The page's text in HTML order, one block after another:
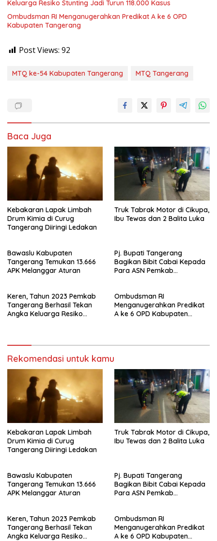
Keluarga Resiko Stunting Jadi Turun 118.000 Kasus
Ombudsman RI Menganugerahkan Predikat A ke 6 OPD
Kabupaten Tangerang
Post Views: 92
MTQ ke-54 Kabupaten Tangerang MTQ Tangerang
Baca Juga
Kebakaran Lapak Limbah
Drum Kimia di Curug
Tangerang Diiringi Ledakan
Truk Tabrak Motor di Cikupa,
Ibu Tewas dan 2 Balita Luka
Bawaslu Kabupaten
Tangerang Temukan 13.666
APK Melanggar Aturan
Pj. Bupati Tangerang
Bagikan Bibit Cabai Kepada
Para ASN Pemkab
Keren, Tahun 2023 Pemkab
Tangerang Berhasil Tekan
Angka Keluarga Resiko
Ombudsman RI
Menganugerahkan Predikat
A ke 6 OPD Kabupaten
Rekomendasi untuk kamu
Kebakaran Lapak Limbah
Drum Kimia di Curug
Tangerang Diiringi Ledakan
Truk Tabrak Motor di Cikupa,
Ibu Tewas dan 2 Balita Luka
Bawaslu Kabupaten
Tangerang Temukan 13.666
APK Melanggar Aturan
Pj. Bupati Tangerang
Bagikan Bibit Cabai Kepada
Para ASN Pemkab
Keren, Tahun 2023 Pemkab
Tangerang Berhasil Tekan
Angka Keluarga Resiko
Ombudsman RI
Menganugerahkan Predikat
A ke 6 OPD Kabupaten